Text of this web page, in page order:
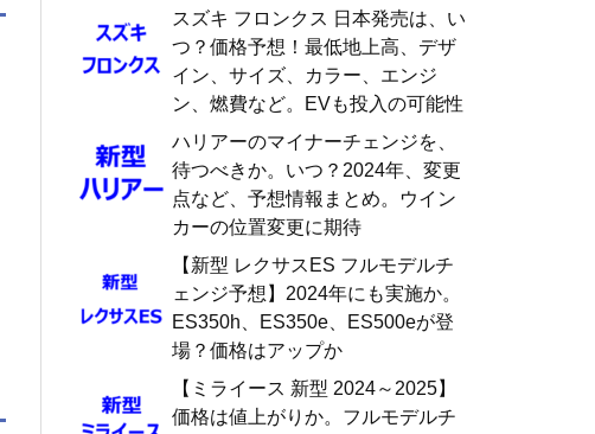
スズキ フロンクス 日本発売は、い
つ？価格予想！最低地上高、デザ
イン、サイズ、カラー、エンジ
ン、燃費など。EVも投入の可能性
ハリアーのマイナーチェンジを、
待つべきか。いつ？2024年、変更
点など、予想情報まとめ。ウイン
カーの位置変更に期待
【新型 レクサスES フルモデルチ
ェンジ予想】2024年にも実施か。
ES350h、ES350e、ES500eが登
場？価格はアップか
【ミライース 新型 2024～2025】
価格は値上がりか。フルモデルチ